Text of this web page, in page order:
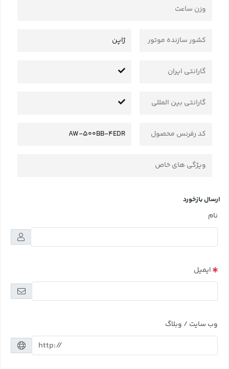
وزن ساعت
کشور سازنده موتور ژاپن
گارانتی ایران
گارانتی بین المللی
کد رفرنس محصول AW-500BB-4EDR
ویژگی های خاص
ارسال بازخورد
نام
ایمیل
وب سایت / وبلاگ